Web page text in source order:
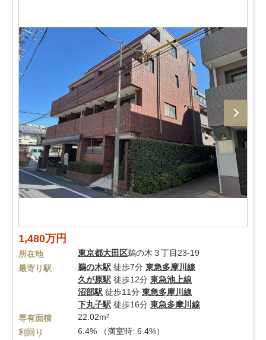
1,480万円
所在地 東京都大田区鵜の木３丁目23-19
最寄り駅
鵜の木駅 徒歩7分 東急多摩川線
久が原駅 徒歩12分 東急池上線
沼部駅 徒歩11分 東急多摩川線
下丸子駅 徒歩16分 東急多摩川線
専有面積
22.02m²
利回り
6.4% （満室時: 6.4%）